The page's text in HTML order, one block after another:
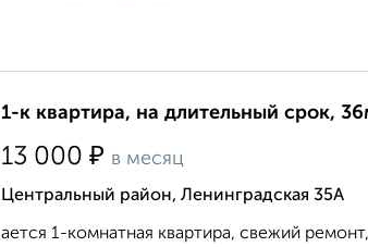
1-к квартира, на длительный срок,
13 000 ₽ в месяц
Центральный район, Ленинградская 35А
ается 1-комнатная квартира, свежий